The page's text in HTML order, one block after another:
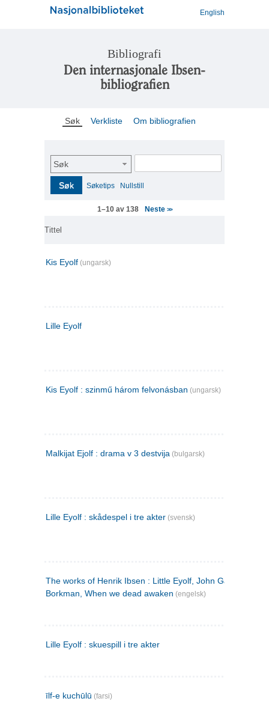
English
Bibliografi
Den internasjonale Ibsen-
bibliografien
Søk Verkliste Om bibliografien
Søk
Søk Søketips Nullstill
1–10 av 138 Neste >>
Tittel
Kis Eyolf (ungarsk)
Lille Eyolf
Kis Eyolf : szinmű három felvonásban (ungarsk)
Malkijat Ejolf : drama v 3 destvija (bulgarsk)
Lille Eyolf : skådespel i tre akter (svensk)
The works of Henrik Ibsen : Little Eyolf, John Gabriel
Borkman, When we dead awaken (engelsk)
Lille Eyolf : skuespill i tre akter
īlf-e kuchūlū (farsi)